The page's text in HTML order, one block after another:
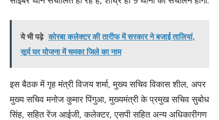
ये भी पढ़े कोरबा कलेक्टर की तारीफ में सरकार ने बजाई तालियां,
सूर्य घर योजना में चमका जिले का नाम
इस बैठक में गृह मंत्री विजय शर्मा, मुख्य सचिव विकास शील, अपर
मुख्य सचिव मनोज कुमार पिंगुआ, मुख्यमंत्री के प्रमुख सचिव सुबोध
सिंह, सहित रेंज आईजी, कलेक्टर, एसपी सहित अन्य अधिकारीगण